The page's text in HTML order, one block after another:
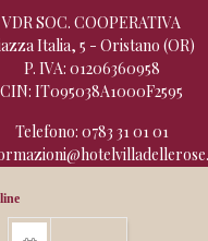
VDR SOC. COOPERATIVA
Italia, 5 - Oristano (OR)
P. IVA: 01206360958
CIN: IT095038A1000F2595
Telefono: 0783 31 01 01
siamo
FONDO (R)ESISTO